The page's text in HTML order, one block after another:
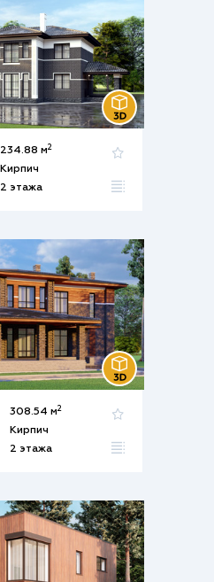
234.88 м2
Кирпич
2 этажа
308.54 м2
Кирпич
2 этажа